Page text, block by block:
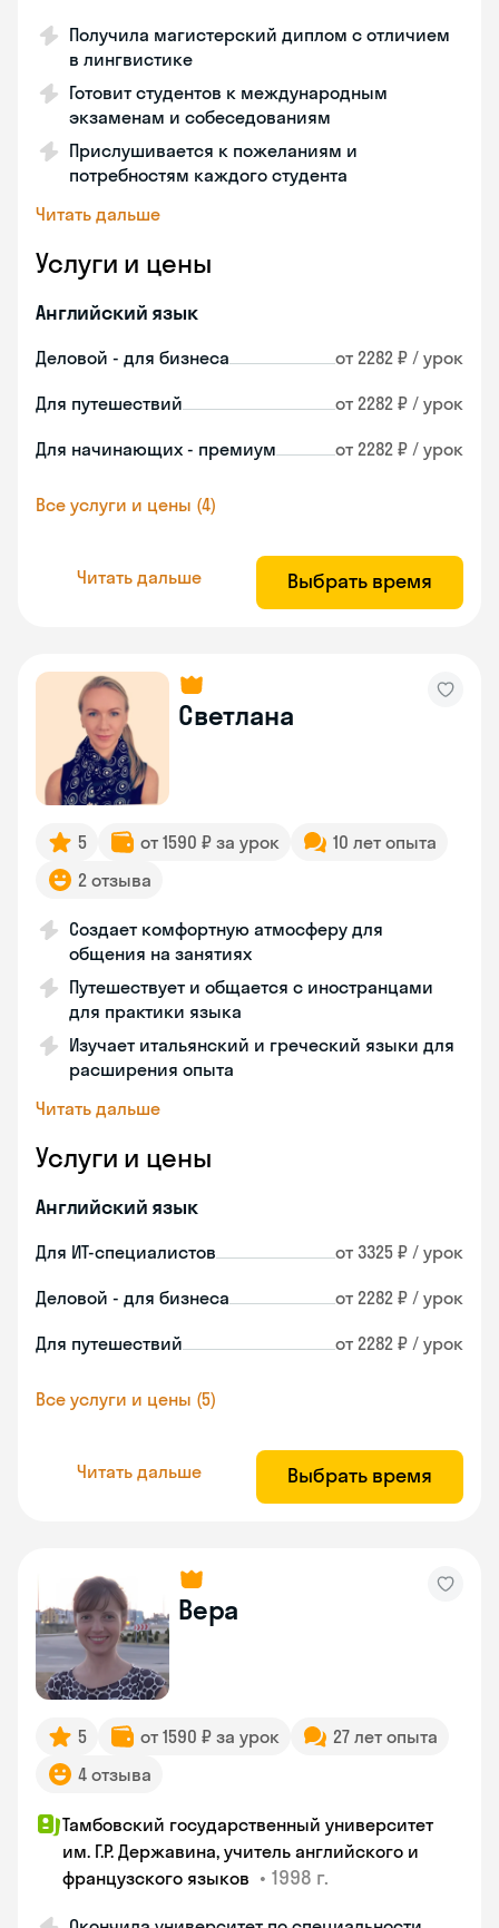
Получила магистерский диплом с отличием
в лингвистике
Готовит студентов к международным
экзаменам и собеседованиям
Прислушивается к пожеланиям и
потребностям каждого студента
Читать дальше
Услуги и цены
Английский язык
Деловой - для бизнеса от 2282 ₽ / урок
Для путешествий от 2282 ₽ / урок
Для начинающих - премиум от 2282 ₽ / урок
Все услуги и цены (4)
Читать дальше Выбрать время
Светлана
5 от 1590 ₽ за урок
10 лет опыта
2 отзыва
Создает комфортную атмосферу для
общения на занятиях
Путешествует и общается с иностранцами
для практики языка
Изучает итальянский и греческий языки для
расширения опыта
Читать дальше
Услуги и цены
Английский язык
Для ИТ-специалистов от 3325 ₽ / урок
Деловой - для бизнеса от 2282 ₽ / урок
Для путешествий от 2282 ₽ / урок
Все услуги и цены (5)
Читать дальше Выбрать время
Вера
5 от 1590 ₽ за урок
27 лет опыта
4 отзыва
Тамбовский государственный университет
им. Г.Р. Державина, учитель английского и
французского языков • 1998 г.